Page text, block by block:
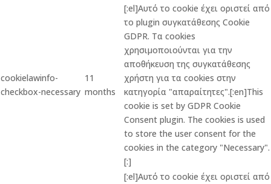
cookielawinfo-
checkbox-necessary
11
months
[:el]Αυτό το cookie έχει οριστεί από
το plugin συγκατάθεσης Cookie
GDPR. Τα cookies
χρησιμοποιούνται για την
αποθήκευση της συγκατάθεσης
χρήστη για τα cookies στην
κατηγορία "απαραίτητες".[:en]This
cookie is set by GDPR Cookie
Consent plugin. The cookies is used
to store the user consent for the
cookies in the category "Necessary".
[:]
[:el]Αυτό το cookie έχει οριστεί από